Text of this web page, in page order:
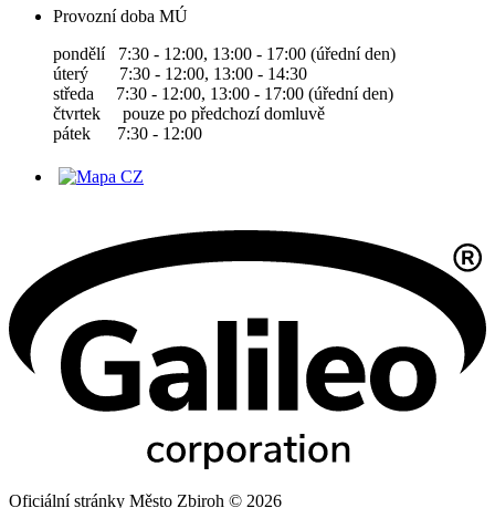
Provozní doba MÚ
pondělí 7:30 - 12:00, 13:00 - 17:00 (úřední den)
úterý 7:30 - 12:00, 13:00 - 14:30
středa 7:30 - 12:00, 13:00 - 17:00 (úřední den)
čtvrtek pouze po předchozí domluvě
pátek 7:30 - 12:00
Oficiální stránky Město Zbiroh © 2026